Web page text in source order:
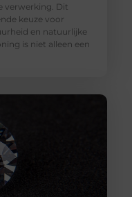
verwerking. Dit
keuze voor
en natuurlijke
is niet alleen een